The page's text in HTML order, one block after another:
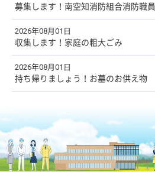
募集します！南空知消防組合消防職員
2026年08月01日
収集します！家庭の粗大ごみ
2026年08月01日
持ち帰りましょう！お墓のお供え物